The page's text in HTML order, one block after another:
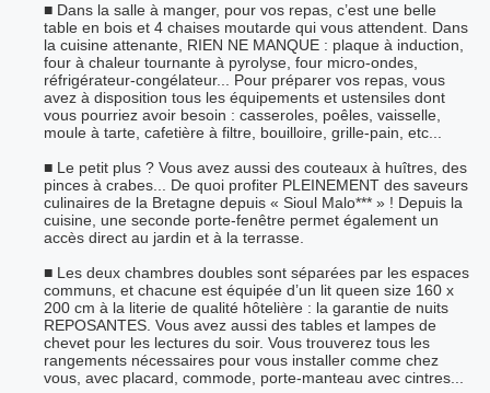
■ Dans la salle à manger, pour vos repas, c’est une belle
table en bois et 4 chaises moutarde qui vous attendent. Dans
la cuisine attenante, RIEN NE MANQUE : plaque à induction,
four à chaleur tournante à pyrolyse, four micro-ondes,
réfrigérateur-congélateur... Pour préparer vos repas, vous
avez à disposition tous les équipements et ustensiles dont
vous pourriez avoir besoin : casseroles, poêles, vaisselle,
moule à tarte, cafetière à filtre, bouilloire, grille-pain, etc...
■ Le petit plus ? Vous avez aussi des couteaux à huîtres, des
pinces à crabes... De quoi profiter PLEINEMENT des saveurs
culinaires de la Bretagne depuis « Sioul Malo*** » ! Depuis la
cuisine, une seconde porte-fenêtre permet également un
accès direct au jardin et à la terrasse.
■ Les deux chambres doubles sont séparées par les espaces
communs, et chacune est équipée d’un lit queen size 160 x
200 cm à la literie de qualité hôtelière : la garantie de nuits
REPOSANTES. Vous avez aussi des tables et lampes de
chevet pour les lectures du soir. Vous trouverez tous les
rangements nécessaires pour vous installer comme chez
vous, avec placard, commode, porte-manteau avec cintres...